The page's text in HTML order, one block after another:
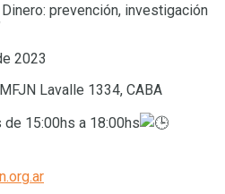
prevención, investigación
2023
Lavalle 1334, CABA
15:00hs a 18:00hs